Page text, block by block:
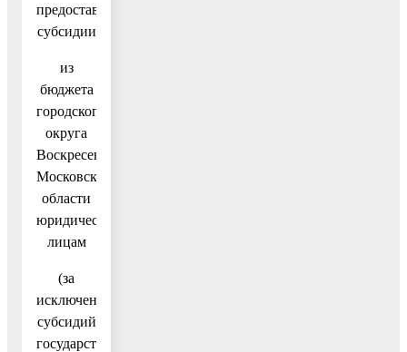
предоставление
субсидии
из
бюджета
городского
округа
Воскресенск
Московской
области
юридическим
лицам
(за
исключением
субсидий
государственным